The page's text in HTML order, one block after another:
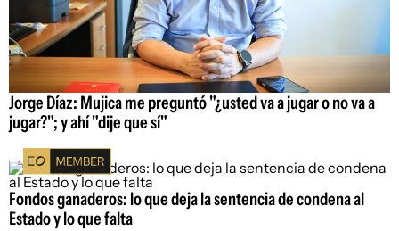
Jorge Díaz: Mujica me preguntó "¿usted va a jugar o no va a
jugar?"; y ahí "dije que sí"
Fondos ganaderos: lo que deja la sentencia de condena al
Estado y lo que falta